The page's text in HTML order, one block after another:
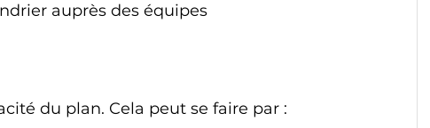
auprès des équipes
du plan. Cela peut se faire par :